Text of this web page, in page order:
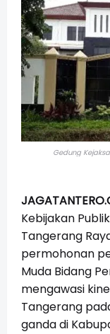
Gedung
Kebijakan
Tangerang
permohonan
Muda Bidang
mengawasi
Tangerang
ganda di